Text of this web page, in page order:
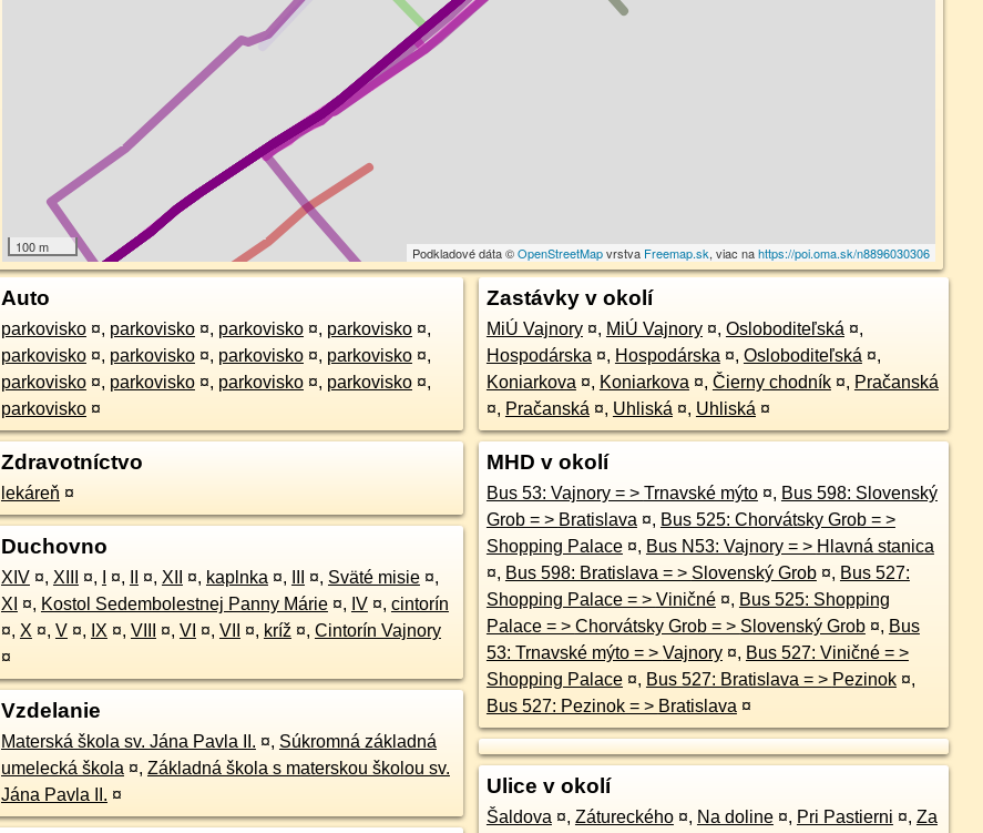
100 m Podkladové dáta ©OpenStreetMapvrstva Freemap.sk, viac nahttps://poi.oma.sk/n8896030306
Auto
parkovisko ¤, parkovisko ¤, parkovisko ¤, parkovisko ¤,
parkovisko ¤, parkovisko ¤, parkovisko ¤, parkovisko ¤,
parkovisko ¤, parkovisko ¤, parkovisko ¤, parkovisko ¤,
parkovisko ¤
Zdravotníctvo
lekáreň ¤
Duchovno
XIV ¤, XIII ¤, ¤, ¤, XII ¤, kaplnka ¤, ¤, Sväté misie ¤,
XI ¤, Kostol Sedembolestnej Panny Márie ¤, IV ¤, cintorín
¤, X ¤, V ¤, IX ¤, VIII ¤, VI ¤, VII ¤, kríž ¤, Cintorín Vajnory
¤
Vzdelanie
Materská škola sv. Jána Pavla II. ¤, Súkromná základná
umelecká škola ¤, Základná škola s materskou školou sv.
Jána Pavla II. ¤
Zastávky v okolí
MiÚ Vajnory ¤, MiÚ Vajnory ¤, Osloboditeľská ¤,
Hospodárska ¤, Hospodárska ¤, Osloboditeľská ¤,
Koniarkova ¤, Koniarkova ¤, Čierny chodník ¤, Pračanská
¤, Pračanská ¤, Uhliská ¤, Uhliská ¤
MHD v okolí
Bus 53: Vajnory = > Trnavské mýto ¤, Bus 598: Slovenský
Grob = > Bratislava ¤, Bus 525: Chorvátsky Grob = >
Shopping Palace ¤,
Bus N53: Vajnory = > Hlavná stanica
¤, Bus 598: Bratislava = > Slovenský Grob ¤, Bus 527:
Shopping Palace = > Viničné ¤, Bus 525: Shopping
Palace = > Chorvátsky Grob = > Slovenský Grob ¤, Bus
53: Trnavské mýto = > Vajnory ¤, Bus 527: Viničné = >
Shopping Palace ¤, Bus 527: Bratislava = > Pezinok ¤,
Bus 527: Pezinok = > Bratislava ¤
Ulice v okolí
Šaldova ¤, Zátureckého ¤, Na doline ¤, Pri Pastierni ¤, Za